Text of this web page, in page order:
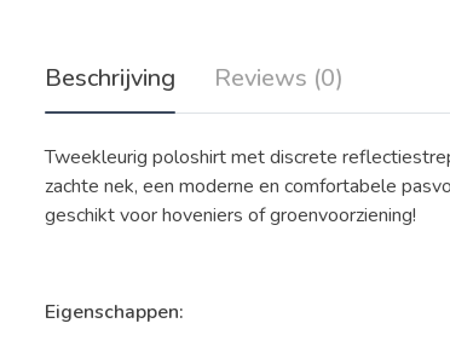
Beschrijving Reviews (0)
Tweekleurig poloshirt met discrete
zachte nek, een moderne en comfortabele
geschikt voor hoveniers of groenvoorziening!
Eigenschappen: